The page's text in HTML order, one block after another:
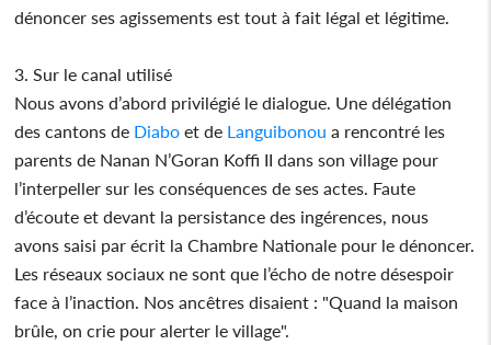
dénoncer ses agissements est tout à fait légal et légitime.
3. Sur le canal utilisé
Nous avons d’abord privilégié le dialogue. Une délégation
des cantons de Diabo et de Languibonou a rencontré les
parents de Nanan N’Goran Koffi II dans son village pour
l’interpeller sur les conséquences de ses actes. Faute
d’écoute et devant la persistance des ingérences, nous
avons saisi par écrit la Chambre Nationale pour le dénoncer.
Les réseaux sociaux ne sont que l’écho de notre désespoir
face à l’inaction. Nos ancêtres disaient : "Quand la maison
brûle, on crie pour alerter le village".